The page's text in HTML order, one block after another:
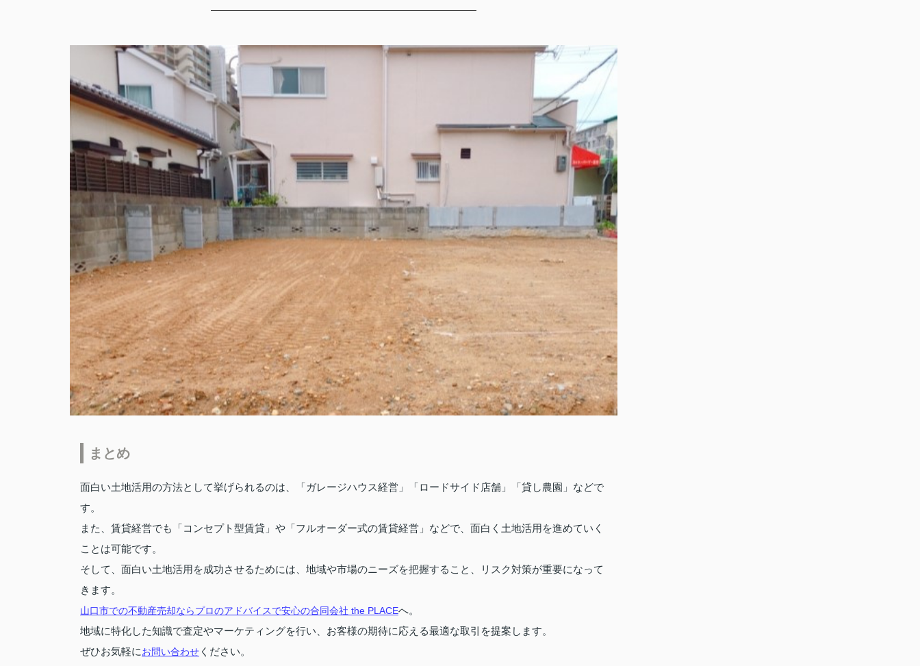
まとめ
面白い土地活用の方法として挙げられるのは、「ガレージハウス経営」「ロードサイド店舗」「貸し農園」などで
す。
また、賃貸経営でも「コンセプト型賃貸」や「フルオーダー式の賃貸経営」などで、面白く土地活用を進めていく
ことは可能です。
そして、面白い土地活用を成功させるためには、地域や市場のニーズを把握すること、リスク対策が重要になって
きます。
山口市での不動産売却ならプロのアドバイスで安心の合同会社 the PLACEへ。
地域に特化した知識で査定やマーケティングを行い、お客様の期待に応える最適な取引を提案します。
ぜひお気軽にお問い合わせ ください。